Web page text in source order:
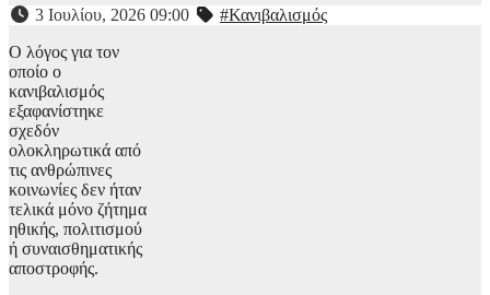
3 Ιουλίου, 2026 09:00
#Κανιβαλισμός
Ο λόγος για τον
οποίο ο
κανιβαλισμός
εξαφανίστηκε
σχεδόν
ολοκληρωτικά από
τις ανθρώπινες
κοινωνίες δεν ήταν
τελικά μόνο ζήτημα
ηθικής, πολιτισμού
ή συναισθηματικής
αποστροφής.